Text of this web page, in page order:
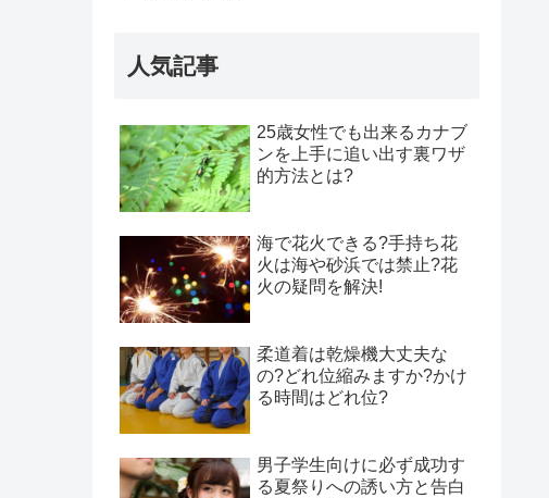
人気記事
25歳女性でも出来るカナブ
ンを上手に追い出す裏ワザ
的方法とは?
海で花火できる?手持ち花
火は海や砂浜では禁止?花
火の疑問を解決!
柔道着は乾燥機大丈夫な
の?どれ位縮みますか?かけ
る時間はどれ位?
男子学生向けに必ず成功す
る夏祭りへの誘い方と告白